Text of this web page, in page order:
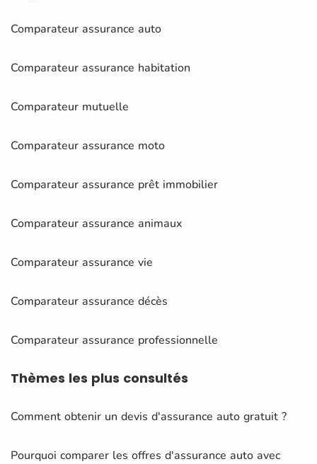
Comparateur assurance auto
Comparateur assurance habitation
Comparateur mutuelle
Comparateur assurance moto
Comparateur assurance prêt immobilier
Comparateur assurance animaux
Comparateur assurance vie
Comparateur assurance décès
Comparateur assurance professionnelle
Thèmes les plus consultés
Comment obtenir un devis d'assurance auto gratuit ?
Pourquoi comparer les offres d'assurance auto avec